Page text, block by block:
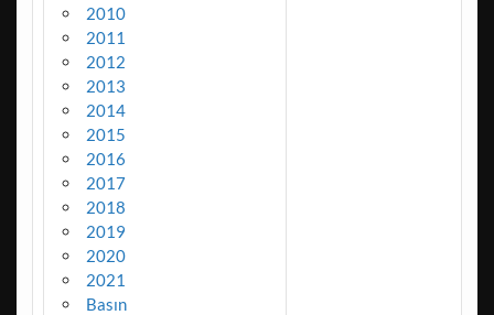
2010
2011
2012
2013
2014
2015
2016
2017
2018
2019
2020
2021
Basın